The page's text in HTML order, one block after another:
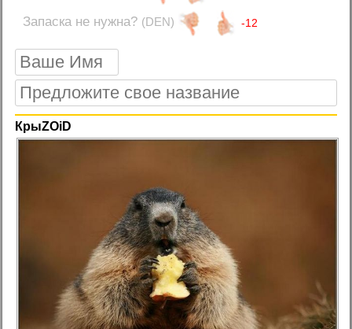
Запаска не нужна? (DEN) -12
КрыZOiD